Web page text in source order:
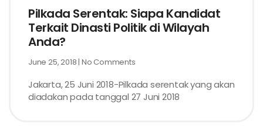
Pilkada Serentak: Siapa Kandidat
Terkait Dinasti Politik di Wilayah
Anda?
June 25, 2018 No Comments
Jakarta, 25 Juni 2018-Pilkada serentak yang akan
diadakan pada tanggal 27 Juni 2018